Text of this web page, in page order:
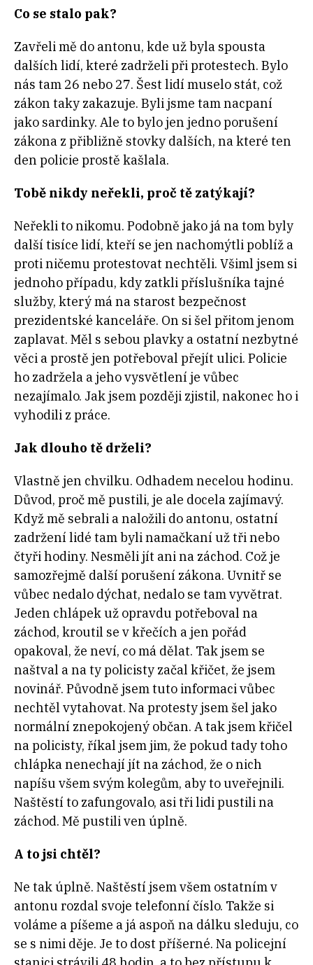
Co se stalo pak?
Zavřeli mě do antonu, kde už byla spousta
dalších lidí, které zadrželi při protestech. Bylo
nás tam 26 nebo 27. Šest lidí muselo stát, což
zákon taky zakazuje. Byli jsme tam nacpaní
jako sardinky. Ale to bylo jen jedno porušení
zákona z přibližně stovky dalších, na které ten
den policie prostě kašlala.
Tobě nikdy neřekli, proč tě zatýkají?
Neřekli to nikomu. Podobně jako já na tom byly
další tisíce lidí, kteří se jen nachomýtli poblíž a
proti ničemu protestovat nechtěli. Všiml jsem si
jednoho případu, kdy zatkli příslušníka tajné
služby, který má na starost bezpečnost
prezidentské kanceláře. On si šel přitom jenom
zaplavat. Měl s sebou plavky a ostatní nezbytné
věci a prostě jen potřeboval přejít ulici. Policie
ho zadržela a jeho vysvětlení je vůbec
nezajímalo. Jak jsem později zjistil, nakonec ho i
vyhodili z práce.
Jak dlouho tě drželi?
Vlastně jen chvilku. Odhadem necelou hodinu.
Důvod, proč mě pustili, je ale docela zajímavý.
Když mě sebrali a naložili do antonu, ostatní
zadržení lidé tam byli namačkaní už tři nebo
čtyři hodiny. Nesměli jít ani na záchod. Což je
samozřejmě další porušení zákona. Uvnitř se
vůbec nedalo dýchat, nedalo se tam vyvětrat.
Jeden chlápek už opravdu potřeboval na
záchod, kroutil se v křečích a jen pořád
opakoval, že neví, co má dělat. Tak jsem se
naštval a na ty policisty začal křičet, že jsem
novinář. Původně jsem tuto informaci vůbec
nechtěl vytahovat. Na protesty jsem šel jako
normální znepokojený občan. A tak jsem křičel
na policisty, říkal jsem jim, že pokud tady toho
chlápka nenechají jít na záchod, že o nich
napíšu všem svým kolegům, aby to uveřejnili.
Naštěstí to zafungovalo, asi tři lidi pustili na
záchod. Mě pustili ven úplně.
A to jsi chtěl?
Ne tak úplně. Naštěstí jsem všem ostatním v
antonu rozdal svoje telefonní číslo. Takže si
voláme a píšeme a já aspoň na dálku sleduju, co
se s nimi děje. Je to dost příšerné. Na policejní